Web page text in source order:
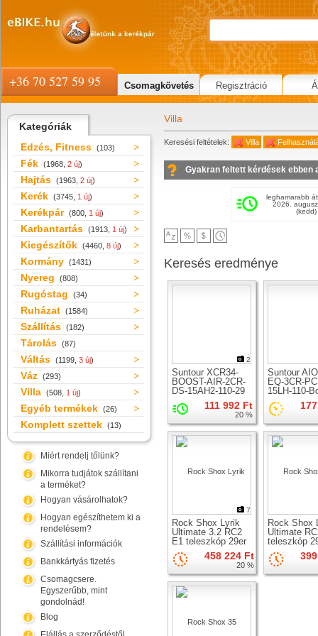
Kategóriák
Edzés, Fitness (103)
Fék (1968, 2 új)
Hajtás (1963, 2 új)
Kerék (3745, 1 új)
Kerékpár (800, 1 új)
Karbantartás (1913, 1 új)
Kiegészítők (4460, 8 új)
Kormány (1431)
Nyereg (808)
Rugóstag (34)
Ruházat (1584)
Szállítás (182)
Tárolás (87)
Váltás (1199, 3 új)
Váz (293)
Villa (508, 1 új)
Egyéb termékek (26)
Komplett szettek (13)
Miért rendelj tőlünk?
Mikorra tudjátok szállítani
a terméket?
Hogyan vásárolhatok?
Hogyan egészíthetem ki a
rendelésem?
Szállítási információk
Bankkártyás fizetés
Csomagcsere.
Egyszerűbb, mint
gondolnád!
Blog
Villa
Keresési feltételek: Villa
Gyakran feltett kérdések ebben
leghamarabb
2026.
(kedd)
Keresés eredménye
2
Suntour XCR34-
BOOST-AIR-2CR-
DS-15AH2-110-29
teleszkóp 29er
kerékhez111 992 Ft
20 %
Suntour
EQ-3CR-
15LH-110-
teleszkóp
kerékhez
7
Rock Shox Lyrik
Ultimate 3.2 RC2
E1 teleszkóp 29er
kerékhez458 224 Ft
20 %
Rock Shox
Ultimate
teleszkóp
kerékhez
+36 70 527 59 95 Csomagkövetés Regisztráció